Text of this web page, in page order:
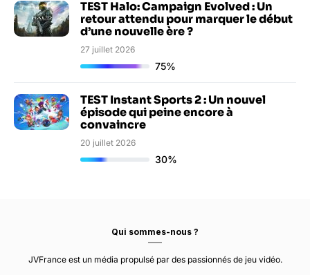
TEST Halo: Campaign Evolved : Un
retour attendu pour marquer le début
d’une nouvelle ère ?
27 juillet 2026
75%
TEST Instant Sports 2 : Un nouvel
épisode qui peine encore à
convaincre
20 juillet 2026
30%
Qui sommes-nous ?
JVFrance est un média propulsé par des passionnés de jeu vidéo.